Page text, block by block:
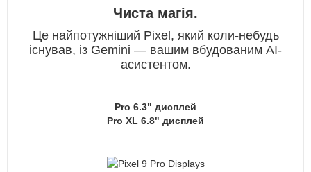
Чиста магія.
Це найпотужніший Pixel, який коли-небудь
існував, із Gemini — вашим вбудованим AI-
асистентом.
Pro 6.3" дисплей
Pro XL 6.8" дисплей